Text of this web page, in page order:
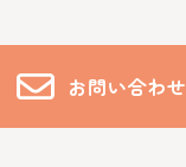
お問い合わせ